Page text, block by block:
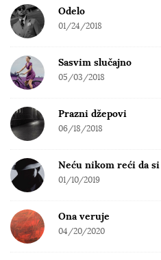
Odelo
01/24/2018
Sasvim slučajno
05/03/2018
Prazni džepovi
06/18/2018
Neću nikom reći da
01/10/2019
Ona veruje
04/20/2020